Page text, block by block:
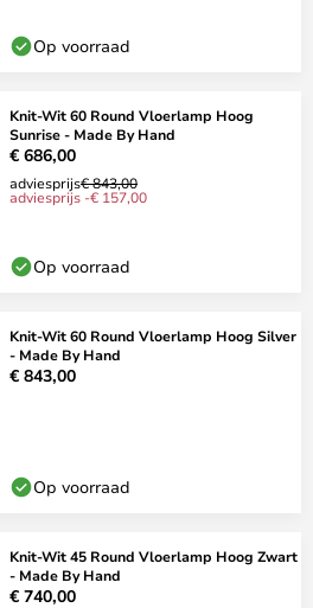
Op voorraad
Knit-Wit 60 Round Vloerlamp Hoog
Sunrise - Made By Hand
€ 686,00
adviesprijs€ 843,00
adviesprijs -€ 157,00
Op voorraad
Knit-Wit 60 Round Vloerlamp Hoog Silver
- Made By Hand
€ 843,00
Op voorraad
Knit-Wit 45 Round Vloerlamp Hoog Zwart
- Made By Hand
€ 740,00